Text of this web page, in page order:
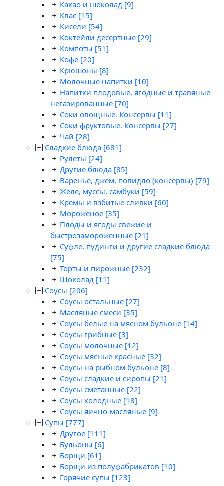
Какао и шоколад [9]
Квас [15]
Кисели [54]
Коктейли десертные [29]
Компоты [51]
Кофе [20]
Крюшоны [8]
Молочные напитки [10]
Напитки плодовые, ягодные и травяные
негазированные [70]
Соки овощные. Консервы [11]
Соки фруктовые. Консервы [27]
Чай [28]
Сладкие блюда [681]
Рулеты [24]
Другие блюда [85]
Варенье, джем, повидло (консервы) [79]
Желе, муссы, самбуки [59]
Кремы и взбитые сливки [60]
Мороженое [35]
Плоды и ягоды свежие и
быстрозамороженные [21]
Суфле, пудинги и другие сладкие блюда
[75]
Торты и пирожные [232]
Шоколад [11]
Соусы [206]
Соусы остальные [27]
Масляные смеси [35]
Соусы белые на мясном бульоне [14]
Соусы грибные [3]
Соусы молочные [12]
Соусы мясные красные [32]
Соусы на рыбном бульоне [8]
Соусы сладкие и сиропы [21]
Соусы сметанные [22]
Соусы холодные [18]
Соусы яично-масляные [9]
Супы [777]
Другое [111]
Бульоны [6]
Борщи [61]
Борщи из полуфабрикатов [10]
Горячие супы [123]